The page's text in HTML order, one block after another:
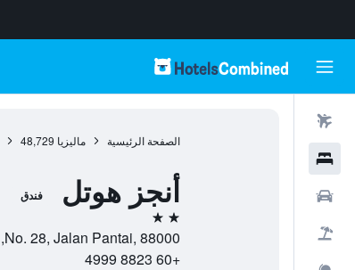
الصفحة الرئيسية ماليزيا 48,729
أنجز هوتل فندق
2 نجمتين
No. 28, Jalan Pantai, 88000, كوتا كينابالو, إقليم ولاية صباح, ماليزيا
+60 8823 4999